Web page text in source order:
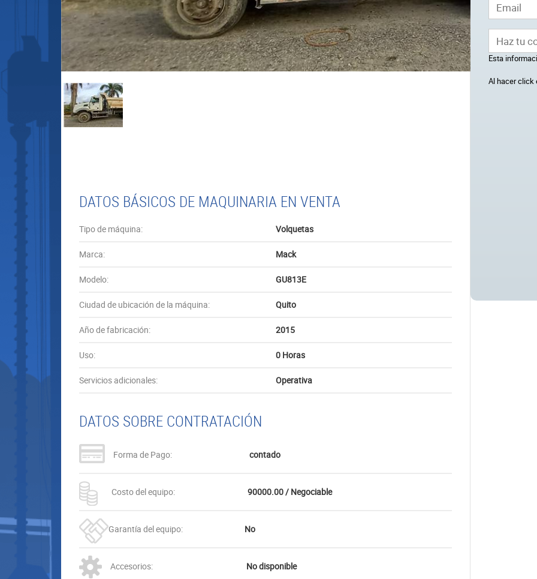
DATOS BÁSICOS DE MAQUINARIA EN VENTA
Tipo de máquina: Volquetas
Marca: Mack
Modelo: GU813E
Ciudad de ubicación de la máquina: Quito
Año de fabricación: 2015
Uso: 0 Horas
Servicios adicionales: Operativa
DATOS SOBRE CONTRATACIÓN
Forma de Pago: contado
Costo del equipo: 90000.00 / Negociable
Garantía del equipo: No
Accesorios: No disponible
Esta
Al hacer click